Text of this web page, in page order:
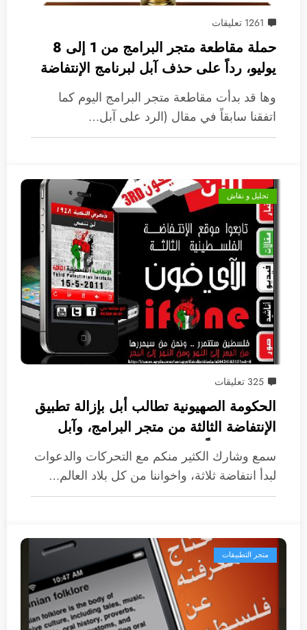
1261 تعليقات
حملة مقاطعة متجر البرامج من 1 إلى 8
يوليو، رداً على حذف آبل لبرنامج الإنتفاضة
وها قد بدأت مقاطعة متجر البرامج اليوم كما
اتفقنا سابقاً في مقال (الرد على آبل…
تحليل و نقاش
325 تعليقات
الحكومة الصهيونية تطالب أبل بإزالة تطبيق
الإنتفاضة الثالثة من متجر البرامج، وآبل
ترضخ سريعاً
سمع وشارك الكثير منكم مع التحركات والدعوات
لبدأ انتفاضة ثلاثة، واخواننا من كل بلاد العالم…
متجر التطبيقات